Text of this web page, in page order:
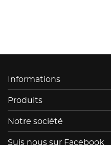
Informations
Produits
Notre société
Suis nous sur Facebook